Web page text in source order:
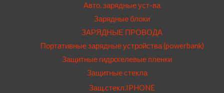
Авто. зарядные уст-ва
Зарядные блоки
ЗАРЯДНЫЕ ПРОВОДА
Портативные зарядные устройства (powerbank)
Защитные гидрогелевые пленки
Защитные стекла
Защ.стекл.IPHONE